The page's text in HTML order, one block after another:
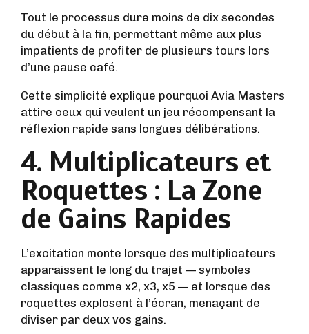
Tout le processus dure moins de dix secondes
du début à la fin, permettant même aux plus
impatients de profiter de plusieurs tours lors
d’une pause café.
Cette simplicité explique pourquoi Avia Masters
attire ceux qui veulent un jeu récompensant la
réflexion rapide sans longues délibérations.
4. Multiplicateurs et
Roquettes : La Zone
de Gains Rapides
L’excitation monte lorsque des multiplicateurs
apparaissent le long du trajet — symboles
classiques comme x2, x3, x5 — et lorsque des
roquettes explosent à l’écran, menaçant de
diviser par deux vos gains.